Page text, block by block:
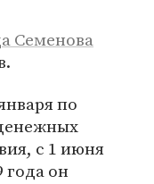
Семенова
по
с 1 июня
года он